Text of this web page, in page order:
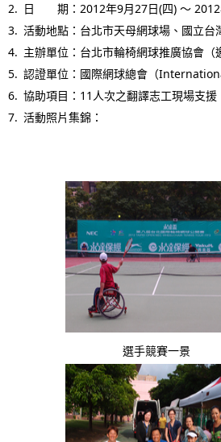
o
n
i
n
日 期：2012年9月27日(四) ～ 2012
活動地點：台北市天母網球場、國立台
主辦單位：台北市輪椅網球推廣協會（
認證單位：國際網球總會（
協助項目：11人次之翻譯志工現場支援
活動照片集錦：
選手競賽一景